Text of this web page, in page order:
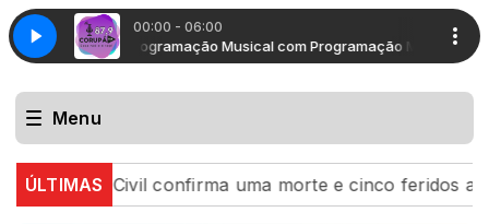
00:00 - 06:00
Programação Musical com Programação MusicalProgramação
Menu
ÚLTIMAS
confirma uma morte e cinco feridos após ciclone